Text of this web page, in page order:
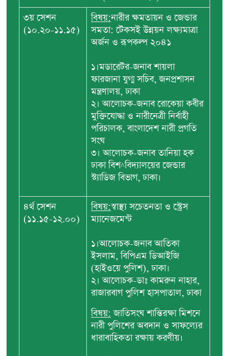
৩য় সেশন
(১০.২০-১১.১৫)
বিষয়:নারীর ক্ষমতায়ন ও জেন্ডার
সমতা: টেকসই উন্নয়ন লক্ষ্যমাত্রা
অর্জন ও রূপকল্প ২০৪১
১।মডারেটর-জনাব শায়লা
ফারজানা যুগ্ম সচিব, জনপ্রশাসন
মন্ত্রণালয়, ঢাকা
২। আলোচক-জনাব রোকেয়া কবীর
মুক্তিযোদ্ধা ও নারীনেত্রী নির্বাহী
পরিচালক, বাংলাদেশ নারী প্রগতি
সংঘ
৩। আলোচক-জনাব তানিয়া হক
ঢাকা বিশ^বিদ্যালয়ের জেন্ডার
স্ট্যাডিজ বিভাগ, ঢাকা।
৪র্থ সেশন
(১১.১৫-১২.০০)
বিষয়:স্বাস্থ্য সচেতনতা ও স্ট্রেস
ম্যানেজমেন্ট
১।আলোচক-জনাব আতিকা
ইসলাম, বিপিএম ডিআইজি
(হাইওয়ে পুলিশ), ঢাকা।
২। আলোচক-ডাঃ কামরুন নাহার,
রাজারবাগ পুলিশ হাসপাতাল, ঢাকা
বিষয়: জাতিসংঘ শান্তিরক্ষা মিশনে
নারী পুলিশের অবদান ও সাফল্যের
ধারাবাহিকতা রক্ষায় করণীয়।